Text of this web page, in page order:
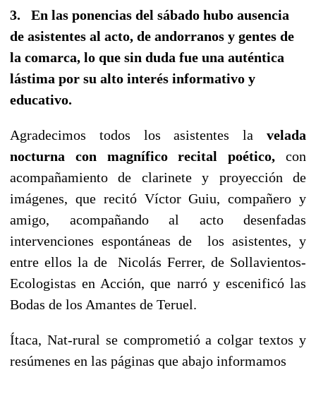
3. En las ponencias del sábado hubo ausencia
de asistentes al acto, de andorranos y gentes de
la comarca, lo que sin duda fue una auténtica
lástima por su alto interés informativo y
educativo.
Agradecimos todos los asistentes la velada
nocturna con magnífico recital poético, con
acompañamiento de clarinete y proyección de
imágenes, que recitó Víctor Guiu, compañero y
amigo, acompañando al acto desenfadas
intervenciones espontáneas de los asistentes, y
entre ellos la de Nicolás Ferrer, de Sollavientos-
Ecologistas en Acción, que narró y escenificó las
Bodas de los Amantes de Teruel.
Ítaca, Nat-rural se comprometió a colgar textos y
resúmenes en las páginas que abajo informamos